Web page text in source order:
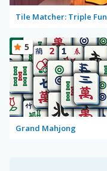
Tile Matcher: Triple Fun
Grand Mahjong
5